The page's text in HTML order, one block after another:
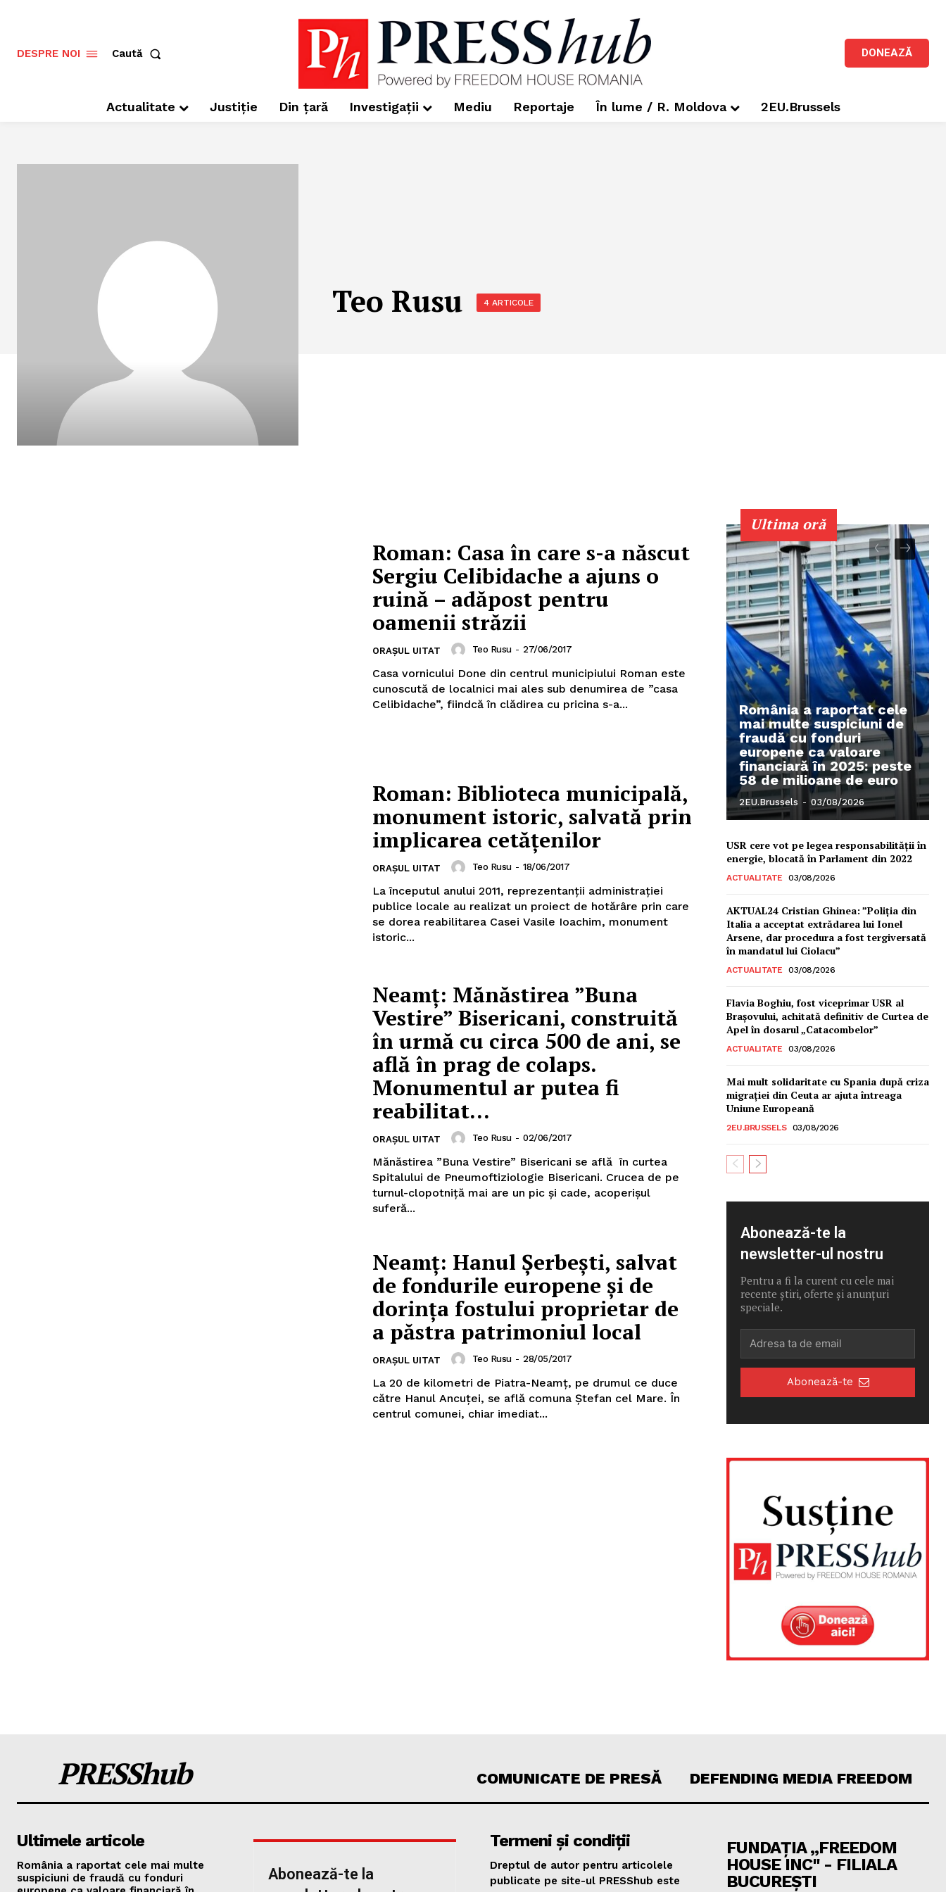
PRESShub
Despre noi / Echipa
Proiecte editoriale
Rețea
Contact
DESPRE NOI Caută DONEAZĂ
Actualitate Justiție Din țară Investigații Mediu Reportaje În lume / R. Moldova 2EU.Brussels
Teo Rusu 4 ARTICOLE
Roman: Casa în care s-a născut
Sergiu Celibidache a ajuns o
ruină – adăpost pentru
oamenii străzii
ORAȘUL UITAT Teo Rusu - 27/06/2017
Casa vornicului Done din centrul municipiului Roman este
cunoscută de localnici mai ales sub denumirea de ”casa
Celibidache”, fiindcă în clădirea cu pricina s-a...
Roman: Biblioteca municipală,
monument istoric, salvată prin
implicarea cetățenilor
ORAȘUL UITAT Teo Rusu - 18/06/2017
La începutul anului 2011, reprezentanții administrației
publice locale au realizat un proiect de hotărâre prin care
se dorea reabilitarea Casei Vasile Ioachim, monument
istoric...
Neamț: Mănăstirea ”Buna
Vestire” Bisericani, construită
în urmă cu circa 500 de ani, se
află în prag de colaps.
Monumentul ar putea fi
reabilitat...
ORAȘUL UITAT Teo Rusu - 02/06/2017
Mănăstirea ”Buna Vestire” Bisericani se află în curtea
Spitalului de Pneumoftiziologie Bisericani. Crucea de pe
turnul-clopotniță mai are un pic și cade, acoperișul
suferă...
Neamț: Hanul Șerbești, salvat
de fondurile europene și de
dorința fostului proprietar de
a păstra patrimoniul local
ORAȘUL UITAT Teo Rusu - 28/05/2017
La 20 de kilometri de Piatra-Neamț, pe drumul ce duce
către Hanul Ancuței, se află comuna Ștefan cel Mare. În
centrul comunei, chiar imediat...
Ultima oră
România a raportat cele
mai multe suspiciuni de
fraudă cu fonduri
europene ca valoare
financiară în 2025: peste
58 de milioane de euro
2EU.Brussels - 03/08/2026
USR cere vot pe legea responsabilității în
energie, blocată în Parlament din 2022
ACTUALITATE 03/08/2026
AKTUAL24 Cristian Ghinea: ”Poliția din
Italia a acceptat extrădarea lui Ionel
Arsene, dar procedura a fost tergiversată
în mandatul lui Ciolacu”
ACTUALITATE 03/08/2026
Flavia Boghiu, fost viceprimar USR al
Brașovului, achitată definitiv de Curtea de
Apel în dosarul „Catacombelor”
ACTUALITATE 03/08/2026
Mai mult solidaritate cu Spania după criza
migrației din Ceuta ar ajuta întreaga
Uniune Europeană
2EU.BRUSSELS 03/08/2026
Abonează-te la
newsletter-ul nostru
Pentru a fi la curent cu cele mai
recente știri, oferte și anunțuri
speciale.
Abonează-te
PRESShub COMUNICATE DE PRESĂ DEFENDING MEDIA FREEDOM
Ultimele articole
România a raportat cele mai multe
suspiciuni de fraudă cu fonduri
Abonează-te la
Termeni și condiții
Dreptul de autor pentru articolele
publicate pe site-ul PRESShub este
FUNDAȚIA „FREEDOM
HOUSE INC" - FILIALA
BUCUREȘTI